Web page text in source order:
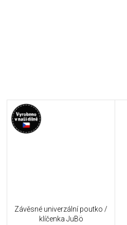
Závěsné univerzální poutko /
klíčenka JuBö